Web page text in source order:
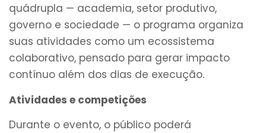
quádrupla — academia, setor produtivo,
governo e sociedade — o programa organiza
suas atividades como um ecossistema
colaborativo, pensado para gerar impacto
contínuo além dos dias de execução.
Atividades e competições
Durante o evento, o público poderá